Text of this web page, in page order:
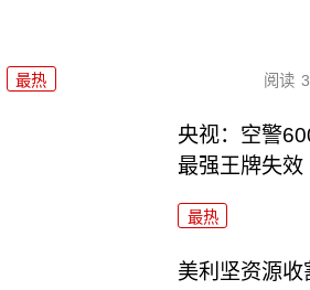
最热 阅读
央视：空警
最强王牌失效
最热
美利坚资源